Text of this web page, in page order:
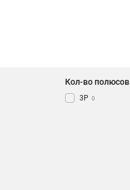
Кол-во полюсов
3Р 0